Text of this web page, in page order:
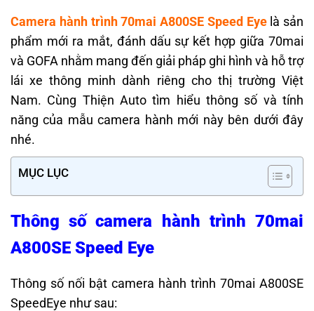
Camera hành trình 70mai A800SE Speed Eyelà sản
phẩm mới ra mắt, đánh dấu sự kết hợp giữa 70mai
và GOFA nhằm mang đến giải pháp ghi hình và hỗ trợ
lái xe thông minh dành riêng cho thị trường Việt
Nam. Cùng Thiện Auto tìm hiểu thông số và tính
năng của mẫu camera hành mới này bên dưới đây
nhé.
MỤC LỤC
Thông số camera hành trình 70mai
A800SE Speed Eye
Thông số nối bật camera hành trình 70mai A800SE
SpeedEye như sau: